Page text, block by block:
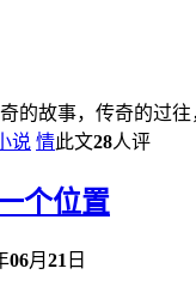
的故事，传奇的过
说 情此文28人评
个位置
06月 21 日